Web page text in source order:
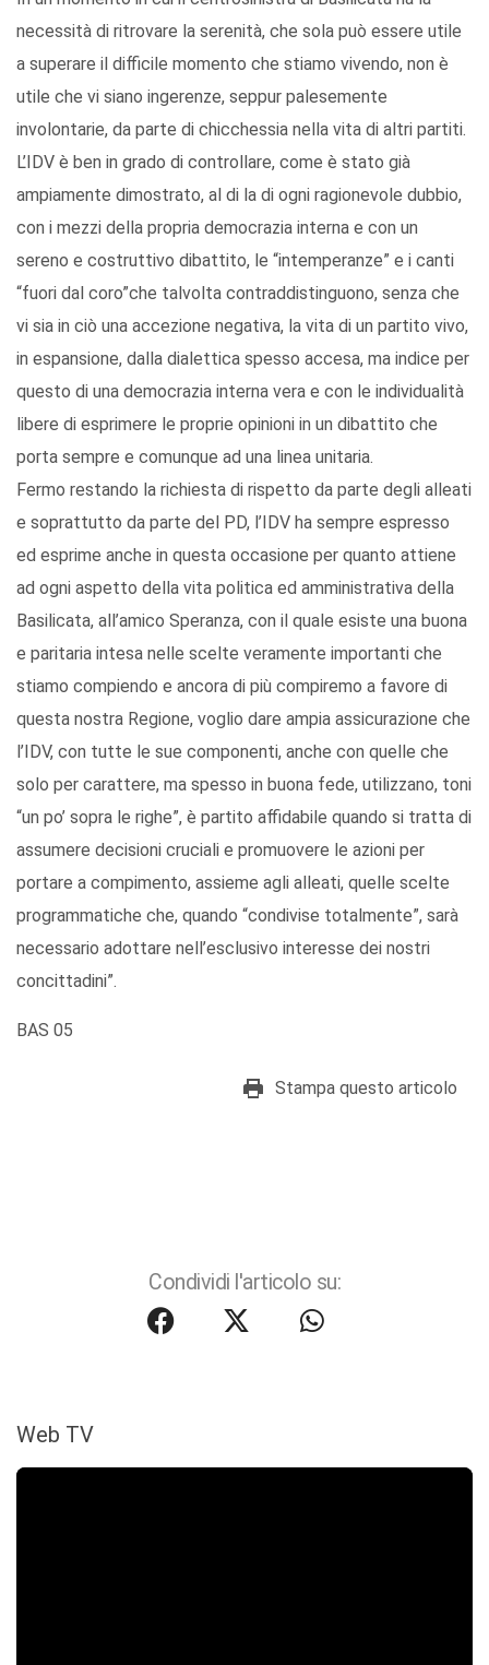
necessità di ritrovare la serenità, che sola può essere utile
a superare il difficile momento che stiamo vivendo, non è
utile che vi siano ingerenze, seppur palesemente
involontarie, da parte di chicchessia nella vita di altri partiti.
L’IDV è ben in grado di controllare, come è stato già
ampiamente dimostrato, al di la di ogni ragionevole dubbio,
con i mezzi della propria democrazia interna e con un
sereno e costruttivo dibattito, le “intemperanze” e i canti
“fuori dal coro”che talvolta contraddistinguono, senza che
vi sia in ciò una accezione negativa, la vita di un partito vivo,
in espansione, dalla dialettica spesso accesa, ma indice per
questo di una democrazia interna vera e con le individualità
libere di esprimere le proprie opinioni in un dibattito che
porta sempre e comunque ad una linea unitaria.
Fermo restando la richiesta di rispetto da parte degli alleati
e soprattutto da parte del PD, l’IDV ha sempre espresso
ed esprime anche in questa occasione per quanto attiene
ad ogni aspetto della vita politica ed amministrativa della
Basilicata, all’amico Speranza, con il quale esiste una buona
e paritaria intesa nelle scelte veramente importanti che
stiamo compiendo e ancora di più compiremo a favore di
questa nostra Regione, voglio dare ampia assicurazione che
l’IDV, con tutte le sue componenti, anche con quelle che
solo per carattere, ma spesso in buona fede, utilizzano, toni
“un po’ sopra le righe”, è partito affidabile quando si tratta di
assumere decisioni cruciali e promuovere le azioni per
portare a compimento, assieme agli alleati, quelle scelte
programmatiche che, quando “condivise totalmente”, sarà
necessario adottare nell’esclusivo interesse dei nostri
concittadini”.
BAS 05
Stampa questo articolo
Condividi l'articolo su:
Web TV